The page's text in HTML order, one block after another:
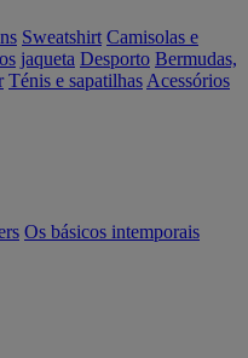
Sweatshirt Camisolas e
jaqueta Desporto Bermudas,
Ténis e sapatilhas Acessórios
Os básicos intemporais